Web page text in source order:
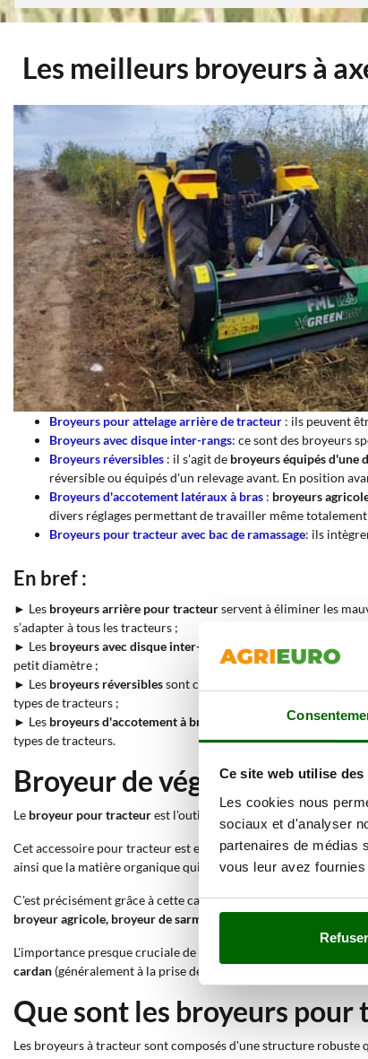
Ce site web utilise des
Les cookies nous
sociaux et d'analyser
partenaires de médias
vous leur avez
Refuser
Les meilleurs broyeurs à
Broyeurs pour attelage arrière de tracteur : ils peuvent
Broyeurs avec disque inter-rangs: ce sont des broyeurs
Broyeurs réversibles : il s'agit de broyeurs équipésd'une
réversible ou équipés d'un relevage avant. En position
Broyeurs d'accotement latéraux à bras : broyeurs
divers réglages permettant de travailler même totalement
Broyeurs pour tracteur avec bac de ramassage: ils
En bref :
► Les broyeurs arrière pour tracteurservent à éliminer les
s’adapter à tous les tracteurs ;
► Les broyeurs avec disque inter-rangs permettent de broyer à
petit diamètre ;
► Les broyeurs réversiblessont compatibles avec le tracteur,
types de tracteurs ;
► Les broyeurs d'accotement à bras
sont ultra-équipés pour
types de tracteurs.
Broyeur de végétaux :
Le broyeur pour tracteurest l'outil classique utilisé par tous les
Cet accessoire pour tracteur est en effet capable, grâce à son
ainsi que la matière organique qui, en se décomposant, formera
C'est précisément grâce à cette capacité à éliminer tout
broyeur agricole, broyeur de sarments, broyeur universel
L'importance presque cruciale de son utilisation fait du
cardan (généralement à la prise de force 540 tours/min) ; il
Que sont les broyeurs
Les broyeurs à tracteur sont composés d'une structure robuste